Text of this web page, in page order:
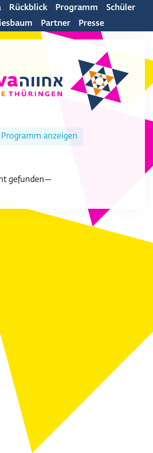
Rückblick Programm
Schüler
Partner Presse
Programm anzeigen
gefunden—